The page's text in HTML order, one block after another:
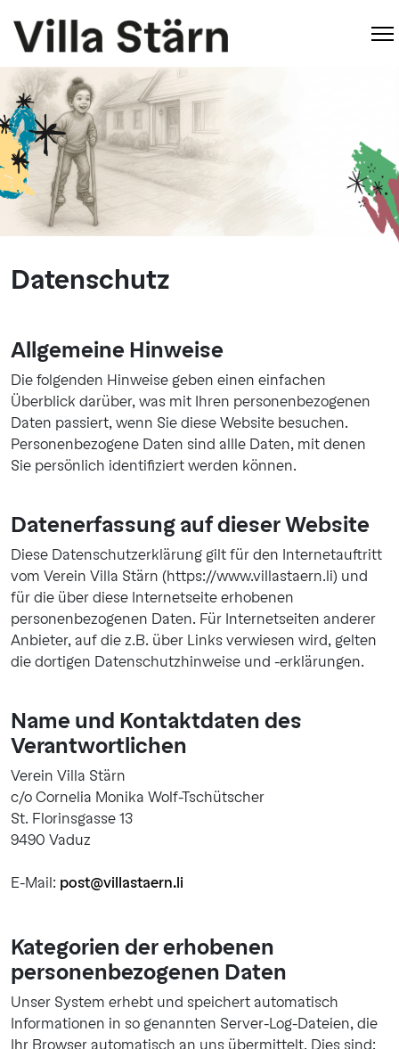
Datenschutz
Allgemeine Hinweise
Die folgenden Hinweise geben einen einfachen
Überblick darüber, was mit Ihren personenbezogenen
Daten passiert, wenn Sie diese Website besuchen.
Personenbezogene Daten sind allle Daten, mit denen
Sie persönlich identifiziert werden können.
Datenerfassung auf dieser Website
Diese Datenschutzerklärung gilt für den Internetauftritt
vom Verein Villa Stärn (https://www.villastaern.li) und
für die über diese Internetseite erhobenen
personenbezogenen Daten. Für Internetseiten anderer
Anbieter, auf die z.B. über Links verwiesen wird, gelten
die dortigen Datenschutzhinweise und -erklärungen.
Name und Kontaktdaten des
Verantwortlichen
Verein Villa Stärn
c/o Cornelia Monika Wolf-Tschütscher
St. Florinsgasse 13
9490 Vaduz
E-Mail: post@villastaern.li
Kategorien der erhobenen
personenbezogenen Daten
Unser System erhebt und speichert automatisch
Informationen in so genannten Server-Log-Dateien, die
Ihr Browser automatisch an uns übermittelt. Dies sind: